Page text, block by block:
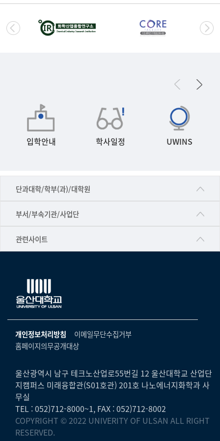
입학안내 학사일정 UWINS
단과대학/학부(과)/대학원
■인문대학
▷국어국문학부
▷일본어·일본학과
▷프랑스어·프랑스학과
▷스페인·중남미학과
▷철학·상담학과
■사회과학대학
▷사회과학부
ㆍ경제학전공
ㆍ행정학전공
ㆍ국제관계학전공
부서/부속기관/사업단
공동기기센터
공학교육혁신센터
국제교류처
기초과학연구소
물리BK 미래혁신응집물질물리인재교육연구단
미래기술혁신융합형인재양성센터
반구대암각화유적보존연구소
보육교사교육원
산학연협력선도대학육성사업(LINC3.0)사업단
관련사이트
건강가정지원센터
교수협의회
노동조합
생명윤리위원회
온라인 기술거래 플랫폼
울산대신문
울산대학교병원
캠퍼스안전관리
UCLASS
개인정보처리방침
이메일무단수집거부
홈페이지의무공개대상
울산광역시 남구 테크노산업로55번길 12 울산대학교 산업단
지캠퍼스 미래융합관(S01호관) 201호 나노에너지화학과 사
무실
TEL : 052)712-8000~1, FAX : 052)712-8002
COPYRIGHT © 2022 UNIVERITY OF ULSAN ALL RIGHT
RESERVED.